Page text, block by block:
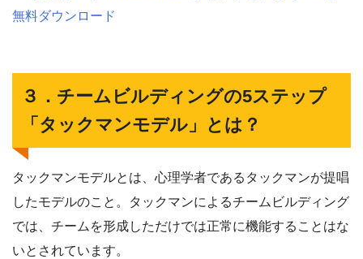
無料ダウンロード
３．チームビルディングの5ステップ
「タックマンモデル」とは？
タックマンモデルとは、心理学者であるタックマンが提唱
したモデルのこと。タックマンによるチームビルディング
では、チームを形成しただけでは正常に機能することはな
いとされています。